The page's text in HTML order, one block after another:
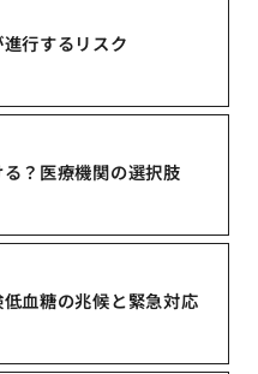
行するリスク
？医療機関の選択肢
血糖の兆候と緊急対応